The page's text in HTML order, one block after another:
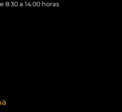
8:30 a 14:00 horas